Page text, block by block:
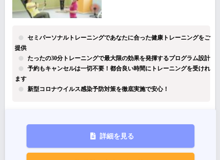
セミパーソナルトレーニングであなたに合った健康トレーニングをご
提供
たったの30分トレーニングで最大限の効果を発揮するプログラム設計
予約もキャンセルは一切不要！都合良い時間にトレーニングを受けれ
ます
新型コロナウイルス感染予防対策を徹底実施で安心！
詳細を見る